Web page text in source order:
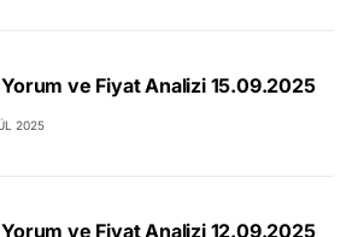
Yorum ve Fiyat Analizi 15.09.2025
2025
Yorum ve Fiyat Analizi 12.09.2025